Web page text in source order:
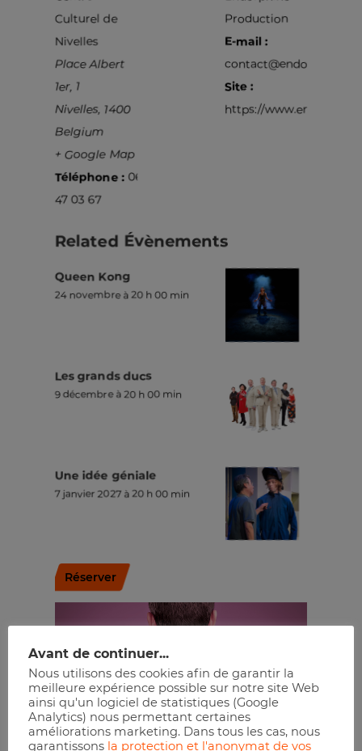
Culturel de
Nivelles
Place Albert
1er, 1
Nivelles 1400
Belgium
+ Google Map
Téléphone : 067
47 03 67
Production
E-mail :
Site :
https://
Related Évènements
Queen Kong
24 novembre à 20 h 00 min
Les grands ducs
9 décembre à 20 h 00 min
Une idée géniale
7 janvier 2027 à 20 h 00 min
Réserver
Avant de continuer...
Nous utilisons des cookies afin de garantir la
meilleure expérience possible sur notre site Web
ainsi qu'un logiciel de statistiques (Google
Analytics) nous permettant certaines
améliorations marketing. Dans tous les cas, nous
garantissons la protection et l'anonymat de vos